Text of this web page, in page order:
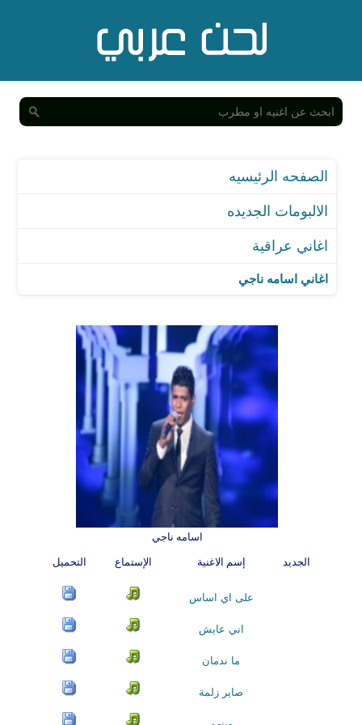
الالبومات الجديده
اغاني عراقية
اغاني اسامه ناجي
اسامه ناجي
الجديد إسم الاغنية الإستماع التحميل
على اي اساس
اني عايش
ما ندمان
صاير زلمة